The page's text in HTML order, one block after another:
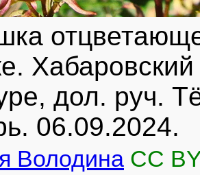
дол. руч.
06.09.2024.
Володина CC